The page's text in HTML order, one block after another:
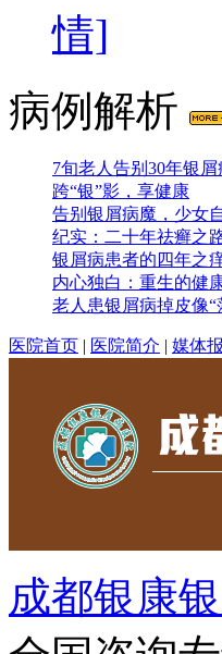
情]
病例解析
7旬老人告别30年银屑
跨“银”影，享健康
告别银屑病魔，少女
纪实：二十年祛癣之
银屑病患者的四年之
内心独白：重生的健
老人患银屑病掉皮像“
医院首页 | 医院简介 | 媒体
成都银康